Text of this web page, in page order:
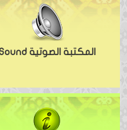
المكتبة الصوتية Sound